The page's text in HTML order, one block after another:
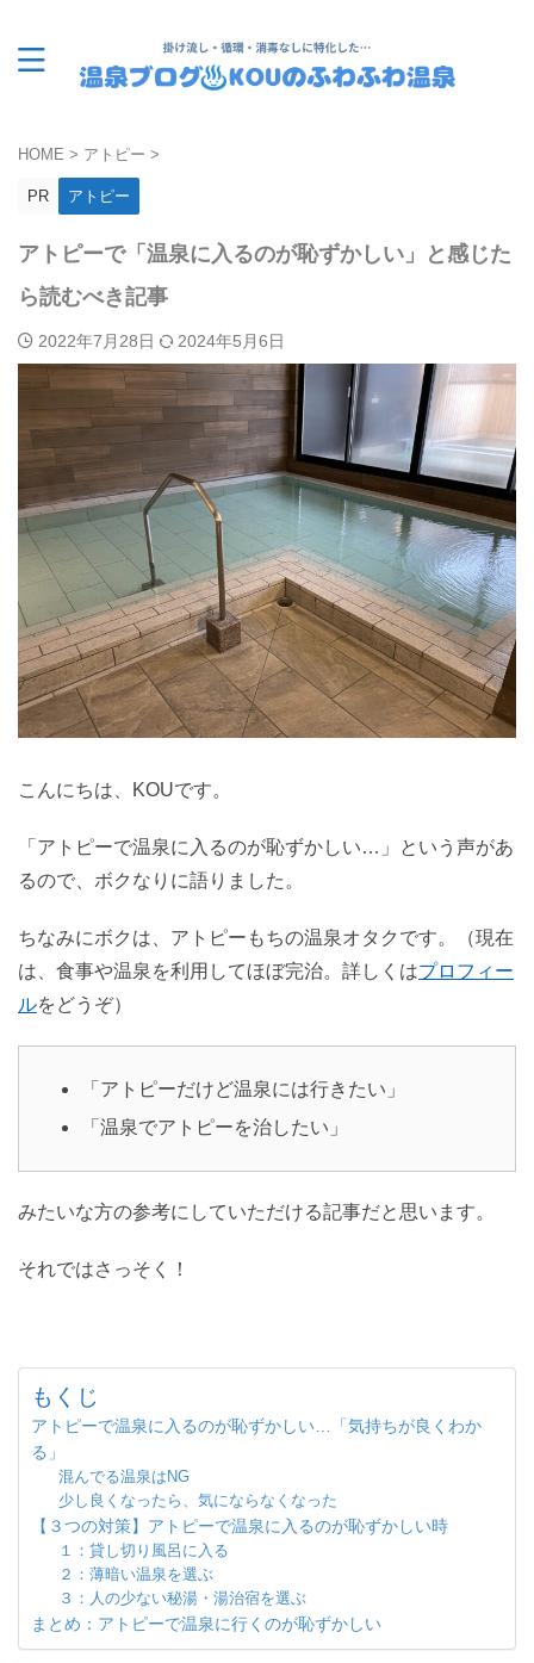
HOME > アトピー >
PR アトピー
アトピーで「温泉に入るのが恥ずかしい」と感じた
ら読むべき記事
2022年7月28日 2024年5月6日
こんにちは、KOUです。
「アトピーで温泉に入るのが恥ずかしい…」という声があ
るので、ボクなりに語りました。
ちなみにボクは、アトピーもちの温泉オタクです。（現在
は、食事や温泉を利用してほぼ完治。詳しくはプロフィー
ルをどうぞ）
「アトピーだけど温泉には行きたい」
「温泉でアトピーを治したい」
みたいな方の参考にしていただける記事だと思います。
それではさっそく！
もくじ
アトピーで温泉に入るのが恥ずかしい…「気持ちが良くわか
る」
混んでる温泉はNG
少し良くなったら、気にならなくなった
【３つの対策】アトピーで温泉に入るのが恥ずかしい時
１：貸し切り風呂に入る
２：薄暗い温泉を選ぶ
３：人の少ない秘湯・湯治宿を選ぶ
まとめ：アトピーで温泉に行くのが恥ずかしい